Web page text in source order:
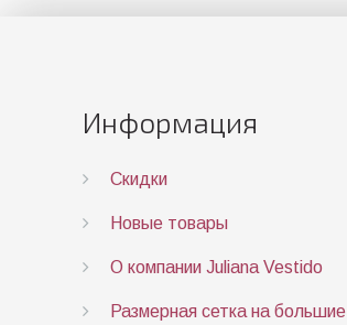
Информация
Скидки
Новые товары
О компании Juliana Vestido
Размерная сетка на большие